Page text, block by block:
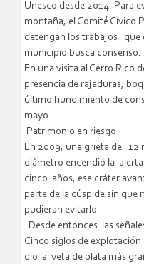
Unesco desde 2014. Para
montaña, el Comité Cívico
detengan los trabajos que
municipio busca consenso.
En una visita al Cerro Rico
presencia de rajaduras,
último hundimiento de
mayo.
Patrimonio en riesgo
En 2009, una grieta de 12
diámetro encendió la
cinco años, ese cráter
parte de la cúspide sin que
pudieran evitarlo.
Desde entonces las
Cinco siglos de
dio la veta de plata más